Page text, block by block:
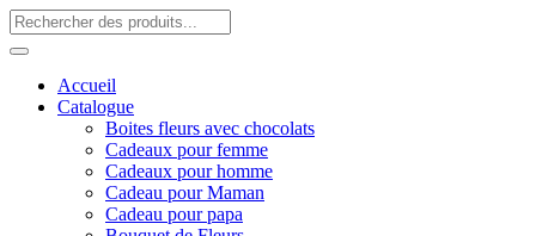
Accueil
Catalogue
Boites fleurs avec chocolats
Cadeaux pour femme
Cadeaux pour homme
Cadeau pour Maman
Cadeau pour papa